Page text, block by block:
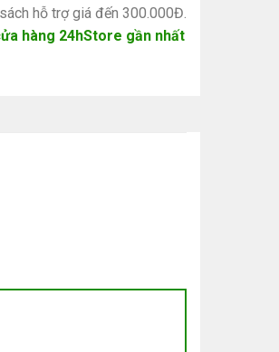
hỗ trợ giá đến 300.000Đ.
hàng 24hStore gần nhất